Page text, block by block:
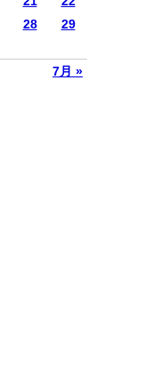
7月 »
28
29